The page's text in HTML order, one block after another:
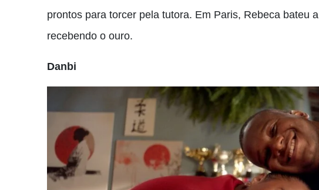
prontos para torcer pela tutora. Em Paris, Rebeca bateu
recebendo o ouro.
Danbi